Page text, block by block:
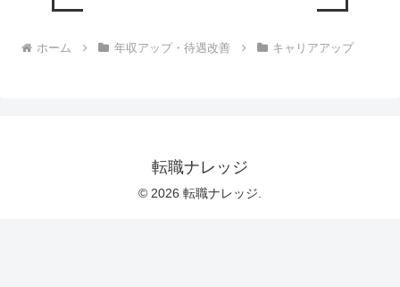
ホーム 年収アップ・待遇改善 キャリアアップ
転職ナレッジ
© 2026 転職ナレッジ.